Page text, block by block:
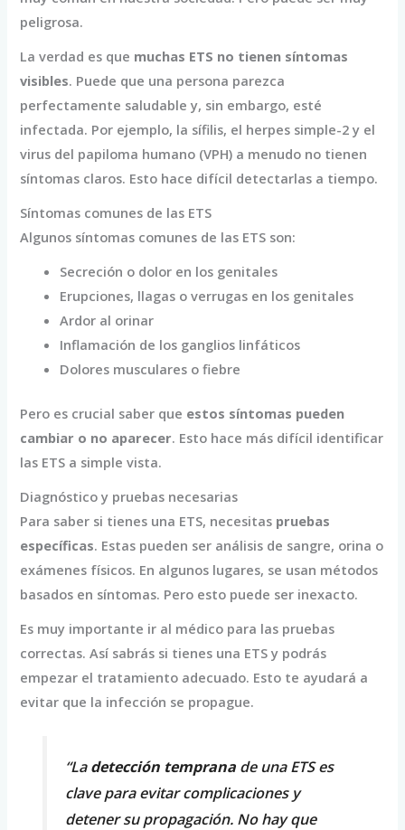
peligrosa.
La verdad es que muchas ETS no tienen síntomas
visibles. Puede que una persona parezca
perfectamente saludable y, sin embargo, esté
infectada. Por ejemplo, la sífilis, el herpes simple-2 y el
virus del papiloma humano (VPH) a menudo no tienen
síntomas claros. Esto hace difícil detectarlas a tiempo.
Síntomas comunes de las ETS
Algunos síntomas comunes de las ETS son:
Secreción o dolor en los genitales
Erupciones, llagas o verrugas en los genitales
Ardor al orinar
Inflamación de los ganglios linfáticos
Dolores musculares o fiebre
Pero es crucial saber que estos síntomas pueden
cambiar o no aparecer. Esto hace más difícil identificar
las ETS a simple vista.
Diagnóstico y pruebas necesarias
Para saber si tienes una ETS, necesitas pruebas
específicas. Estas pueden ser análisis de sangre, orina o
exámenes físicos. En algunos lugares, se usan métodos
basados en síntomas. Pero esto puede ser inexacto.
Es muy importante ir al médico para las pruebas
correctas. Así sabrás si tienes una ETS y podrás
empezar el tratamiento adecuado. Esto te ayudará a
evitar que la infección se propague.
“Ladetección tempranade una ETS es
clave para evitar complicaciones y
detener su propagación. No hay que